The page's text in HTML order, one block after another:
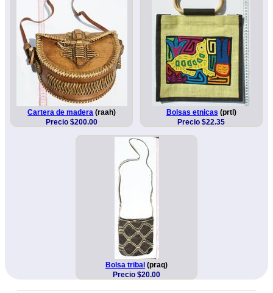
Cartera de madera (raah)
Precio $200.00
Bolsas etnicas (prtl)
Precio $22.35
Bolsa tribal (praq)
Precio $20.00